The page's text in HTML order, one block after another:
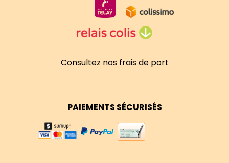
Consultez nos frais de port
PAIEMENTS SÉCURISÉS